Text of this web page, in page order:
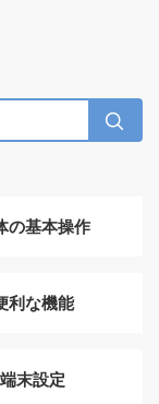
の基本操作
利な機能
端末設定